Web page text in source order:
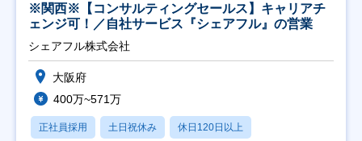
※関西※【コンサルティングセールス】キャリアチ
ェンジ可！／自社サービス『シェアフル』の営業
シェアフル株式会社
大阪府
400万~571万
正社員採用 土日祝休み 休日120日以上